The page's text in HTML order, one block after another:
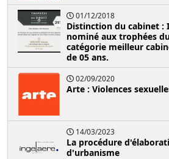
01/12/2018
Distinction du cabinet :
nominé aux trophées
catégorie meilleur
de 05 ans.
02/09/2020
Arte : Violences
14/03/2023
La procédure
d'urbanisme